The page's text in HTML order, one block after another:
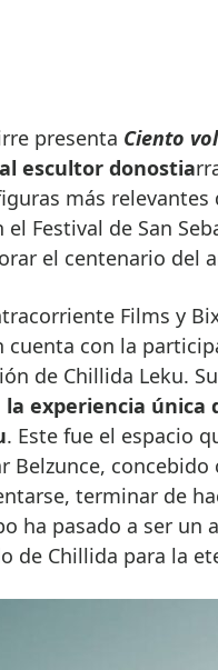
presenta Ciento
escultor donostia
más relevantes
Festival de San
el centenario del
Films y
con la
de Chillida Leku.
la experiencia única
. Este fue el espacio
Belzunce,
terminar de
ha pasado a ser
de Chillida para la